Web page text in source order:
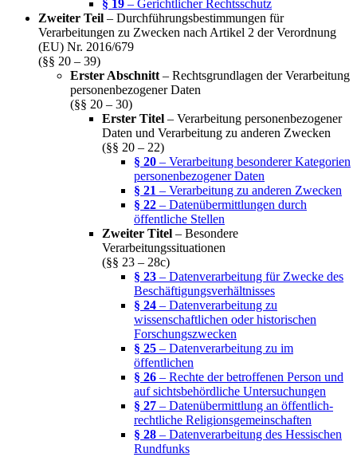
§ 19 – Gerichtlicher Rechtsschutz
Zweiter Teil – Durchführungsbestimmungen für
Verarbeitungen zu Zwecken nach Artikel 2 der Verordnung
(EU) Nr. 2016/679
(§§ 20 – 39)
Erster Abschnitt – Rechtsgrundlagen der Verarbeitung
personenbezogener Daten
(§§ 20 – 30)
Erster Titel – Verarbeitung personenbezogener
Daten und Verarbeitung zu anderen Zwecken
(§§ 20 – 22)
§ 20 – Verarbeitung besonderer Kategorien
personenbezogener Daten
§ 21 – Verarbeitung zu anderen Zwecken
§ 22 – Datenübermittlungen durch
öffentliche Stellen
Zweiter Titel – Besondere
Verarbeitungssituationen
(§§ 23 – 28c)
§ 23 – Datenverarbeitung für Zwecke des
Beschäftigungsverhältnisses
§ 24 – Datenverarbeitung zu
wissenschaftlichen oder historischen
Forschungszwecken
§ 25 – Datenverarbeitung zu im
öffentlichen
§ 26 – Rechte der betroffenen Person und
auf sichtsbehördliche Untersuchungen
§ 27 – Datenübermittlung an öffentlich-
rechtliche Religionsgemeinschaften
§ 28 – Datenverarbeitung des Hessischen
Rundfunks